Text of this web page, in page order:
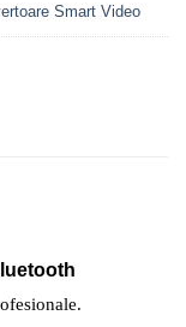
Smart Video